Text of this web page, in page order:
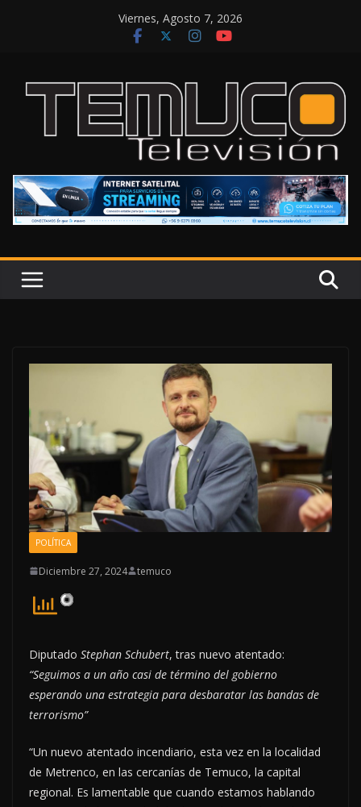
Viernes, Agosto 7, 2026
POLÍTICA
Diciembre 27, 2024 temuco
Diputado Stephan Schubert, tras nuevo atentado:
“Seguimos a un año casi de término del gobierno
esperando una estrategia para desbaratar las bandas de
terrorismo”
“Un nuevo atentado incendiario, esta vez en la localidad
de Metrenco, en las cercanías de Temuco, la capital
regional. Es lamentable que cuando estamos hablando